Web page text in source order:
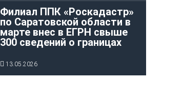
Филиал ППК «Роскадастр»
по Саратовской области в
марте внес в ЕГРН свыше
300 сведений о границах
13.05.2026